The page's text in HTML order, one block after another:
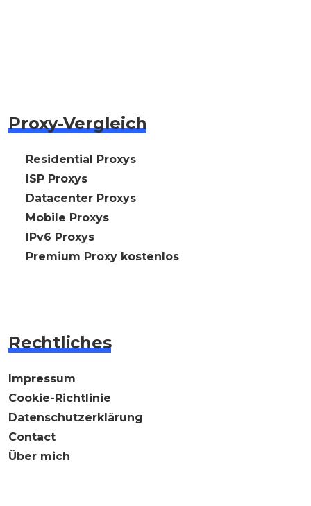
Proxy-Vergleich
🇩🇪 Residential Proxys
🇩🇪 ISP Proxys
🇩🇪 Datacenter Proxys
🇩🇪 Mobile Proxys
🇩🇪 IPv6 Proxys
⭐ Premium Proxy kostenlos
Rechtliches
Impressum
Cookie-Richtlinie
Datenschutzerklärung
Contact
Über mich